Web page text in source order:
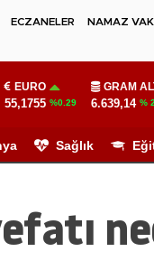
ECZANELER
NAMAZ
EURO
55,1755 %0.29
GRAM
6.639,14 %
Sağlık